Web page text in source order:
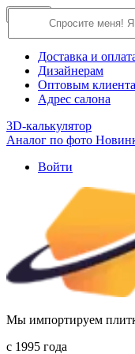
О компании
Доставка и
Дизайнерам
Оптовым
Адрес салона
3D-калькулятор
Аналог по фото
Войти
Мы импортируем
c 1995 года